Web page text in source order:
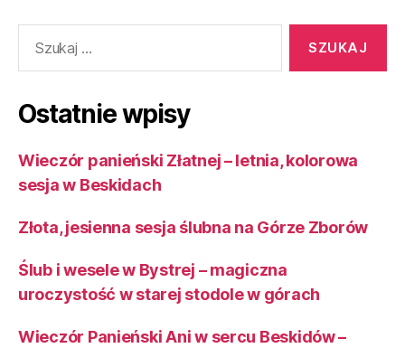
Ostatnie wpisy
Wieczór panieński Złatnej – letnia, kolorowa
sesja w Beskidach
Złota, jesienna sesja ślubna na Górze Zborów
Ślub i wesele w Bystrej – magiczna
uroczystość w starej stodole w górach
Wieczór Panieński Ani w sercu Beskidów –